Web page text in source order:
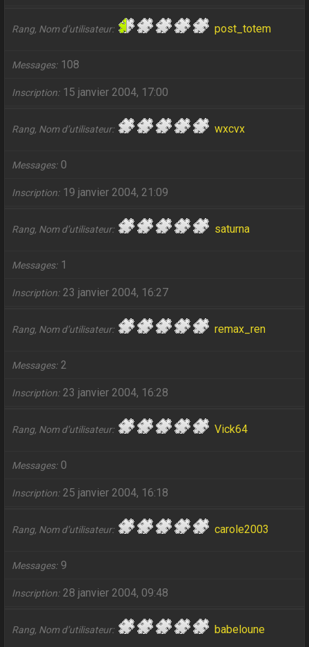
Rang, Nom d’utilisateur post_totem
Messages 108
Inscription 15 janvier 2004, 17:00
Rang, Nom d’utilisateur wxcvx
Messages 0
Inscription 19 janvier 2004, 21:09
Rang, Nom d’utilisateur saturna
Messages 1
Inscription 23 janvier 2004, 16:27
Rang, Nom d’utilisateur remax_ren
Messages 2
Inscription 23 janvier 2004, 16:28
Rang, Nom d’utilisateur Vick64
Messages 0
Inscription 25 janvier 2004, 16:18
Rang, Nom d’utilisateur carole2003
Messages 9
Inscription 28 janvier 2004, 09:48
Rang, Nom d’utilisateur babeloune